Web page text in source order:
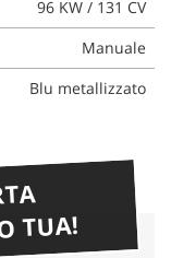
96 KW / 131 CV
Manuale
Blu metallizzato
TUA!